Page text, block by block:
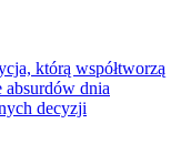
którą współtworzą
absurdów dnia
decyzji